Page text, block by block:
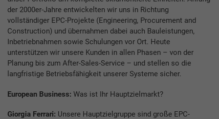
der 2000er-Jahre entwickelten wir uns in Richtung
vollständiger EPC-Projekte (Engineering, Procurement and
Construction) und übernahmen dabei auch Bauleistungen,
Inbetriebnahmen sowie Schulungen vor Ort. Heute
unterstützen wir unsere Kunden in allen Phasen – von der
Planung bis zum After-Sales-Service – und stellen so die
langfristige Betriebsfähigkeit unserer Systeme sicher.
European Business: Was ist Ihr Hauptzielmarkt?
Giorgia Ferrari: Unsere Hauptzielgruppe sind große EPC-